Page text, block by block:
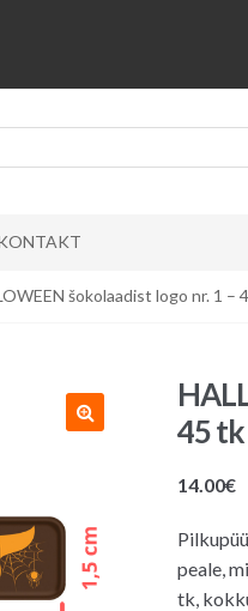
šokolaadist logo nr. 1 –
45 tk
14.00€
peale,
tk,